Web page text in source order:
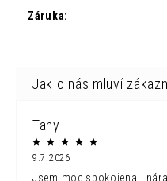
Záruka:
Tany
9.7.2026
Jsem moc